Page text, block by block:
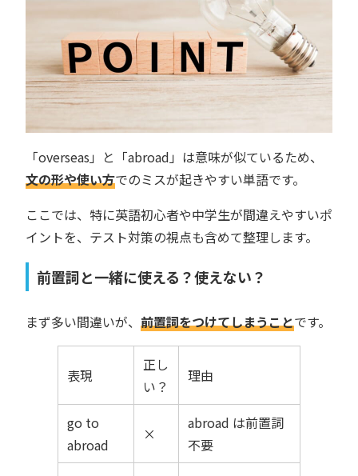
「overseas」と「abroad」は意味が似ているため、
文の形や使い方でのミスが起きやすい単語です。
ここでは、特に英語初心者や中学生が間違えやすいポ
イントを、テスト対策の視点も含めて整理します。
前置詞と一緒に使える？使えない？
まず多い間違いが、 前置詞をつけてしまうことです。
表現
正し
い？
理由
go to
abroad
×
abroad は前置詞
不要